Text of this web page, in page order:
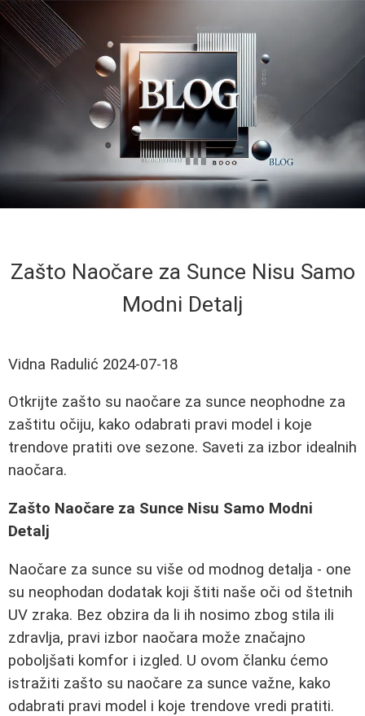
Zašto Naočare za Sunce Nisu Samo
Modni Detalj
Vidna Radulić 2024-07-18
Otkrijte zašto su naočare za sunce neophodne za
zaštitu očiju, kako odabrati pravi model i koje
trendove pratiti ove sezone. Saveti za izbor idealnih
naočara.
Zašto Naočare za Sunce Nisu Samo Modni
Detalj
Naočare za sunce su više od modnog detalja - one
su neophodan dodatak koji štiti naše oči od štetnih
UV zraka. Bez obzira da li ih nosimo zbog stila ili
zdravlja, pravi izbor naočara može značajno
poboljšati komfor i izgled. U ovom članku ćemo
istražiti zašto su naočare za sunce važne, kako
odabrati pravi model i koje trendove vredi pratiti.